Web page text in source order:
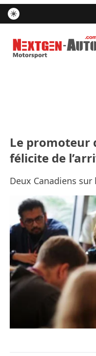
Nextgen-Auto.com
Le promoteur
félicite de
Deux Canadiens sur